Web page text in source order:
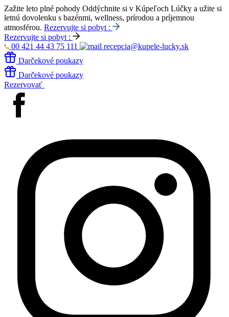
Zažite leto plné pohody Oddýchnite si v Kúpeľoch Lúčky a užite si
letnú dovolenku s bazénmi, wellness, prírodou a príjemnou
atmosférou. Rezervujte si pobyt :
Rezervujte si pobyt :
00 421 44 43 75 111
recepcia@kupele-lucky.sk
Darčekové poukazy
Darčekové poukazy
Rezervovať